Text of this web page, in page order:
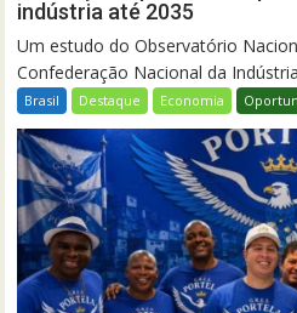
indústria até 2035
Um estudo do Observatório
Confederação Nacional da
Brasil Destaque Economia